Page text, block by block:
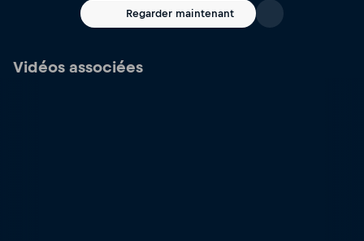
Regarder maintenant
Vidéos associées